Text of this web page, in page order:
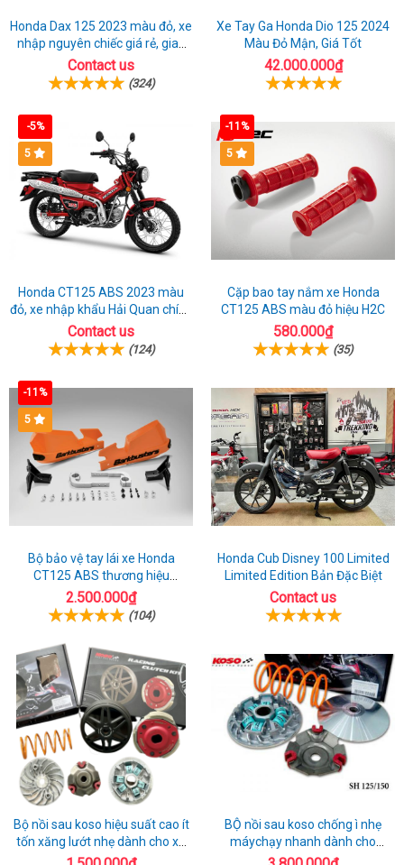
Honda Dax 125 2023 màu đỏ, xe
nhập nguyên chiếc giá rẻ, giao
hồ sơ ngay
Contact us
(324)
Xe Tay Ga Honda Dio 125 2024
Màu Đỏ Mận, Giá Tốt
42.000.000₫
-5%
5
Honda CT125 ABS 2023 màu
đỏ, xe nhập khẩu Hải Quan chính
ngạch
Contact us
(124)
-11%
5
Cặp bao tay nắm xe Honda
CT125 ABS màu đỏ hiệu H2C
580.000₫
(35)
-11%
5
Bộ bảo vệ tay lái xe Honda
CT125 ABS thương hiệu
Barkbuster màu đỏ
2.500.000₫
(104)
Honda Cub Disney 100 Limited
Limited Edition Bản Đặc Biệt
Contact us
Bộ nồi sau koso hiệu suất cao ít
tốn xăng lướt nhẹ dành cho xe
honda AIrblade 150
BỘ nồi sau koso chống ì nhẹ
máychạy nhanh dành cho
honda Sh 150